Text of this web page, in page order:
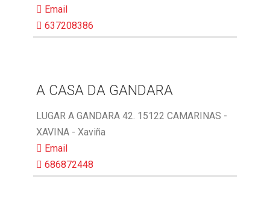
Email
637208386
A CASA DA GANDARA
LUGAR A GANDARA 42. 15122 CAMARINAS -
XAVINA - Xaviña
Email
686872448